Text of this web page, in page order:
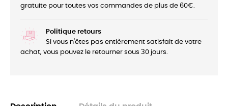
gratuite pour toutes vos commandes de plus de 60€.
Politique retours
Si vous n'êtes pas entièrement satisfait de votre
achat, vous pouvez le retourner sous 30 jours.